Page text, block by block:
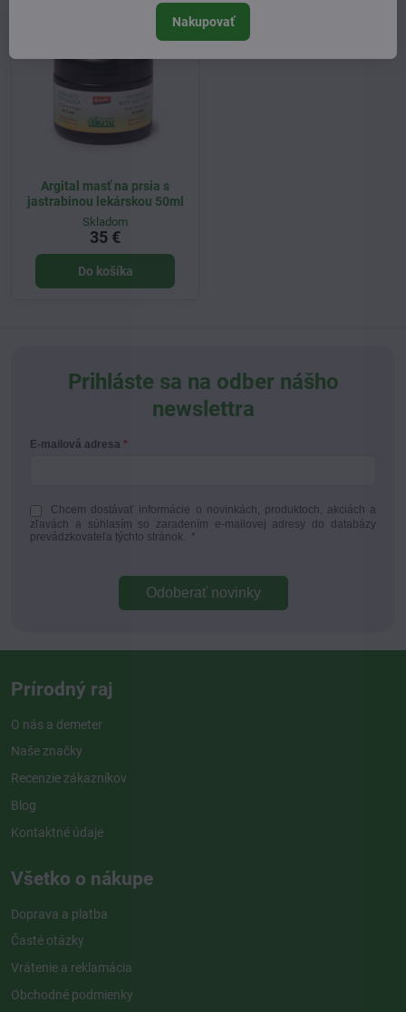
Argital masť na prsia s
jastrabinou lekárskou 50ml
Skladom
35 €
Do košíka
Prihláste sa na odber nášho
newslettra
E-mailová adresa
Chcem dostávať informácie o novinkách, produktoch, akciách a
zľavách a súhlasím so zaradením e-mailovej adresy do databázy
prevádzkovateľa týchto stránok.
*
Odoberať novinky
Prírodný raj
O nás a demeter
Naše značky
Recenzie zákazníkov
Blog
Kontaktné údaje
Všetko o nákupe
Doprava a platba
Časté otázky
Vrátenie a reklamácia
Obchodné podmienky
Nakupovať